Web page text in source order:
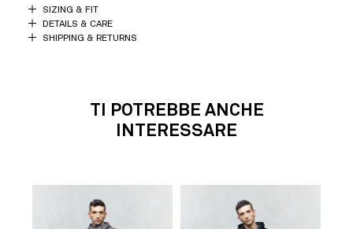
SIZING & FIT
DETAILS & CARE
SHIPPING & RETURNS
TI POTREBBE ANCHE
INTERESSARE